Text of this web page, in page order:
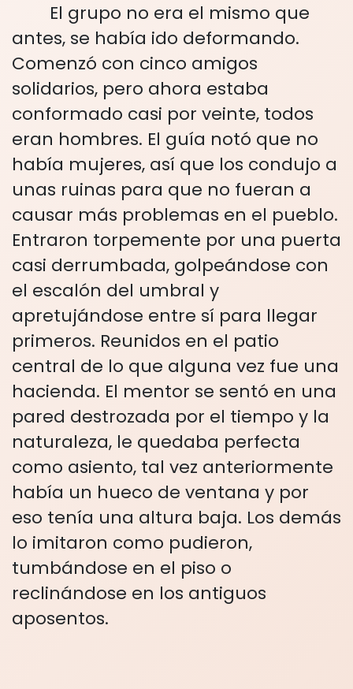
El grupo no era el mismo que
antes, se había ido deformando.
Comenzó con cinco amigos
solidarios, pero ahora estaba
conformado casi por veinte, todos
eran hombres. El guía notó que no
había mujeres, así que los condujo a
unas ruinas para que no fueran a
causar más problemas en el pueblo.
Entraron torpemente por una puerta
casi derrumbada, golpeándose con
el escalón del umbral y
apretujándose entre sí para llegar
primeros. Reunidos en el patio
central de lo que alguna vez fue una
hacienda. El mentor se sentó en una
pared destrozada por el tiempo y la
naturaleza, le quedaba perfecta
como asiento, tal vez anteriormente
había un hueco de ventana y por
eso tenía una altura baja. Los demás
lo imitaron como pudieron,
tumbándose en el piso o
reclinándose en los antiguos
aposentos.